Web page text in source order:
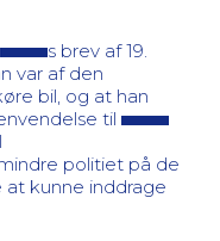
s brev af 19.
var af den
bil, og at han
til
politiet på de
kunne inddrage